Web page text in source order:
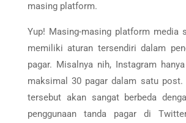
masing platform.
Yup! Masing-masing platform media
memiliki aturan tersendiri dalam
pagar. Misalnya nih, Instagram
maksimal 30 pagar dalam satu post.
tersebut akan sangat berbeda
penggunaan tanda pagar di